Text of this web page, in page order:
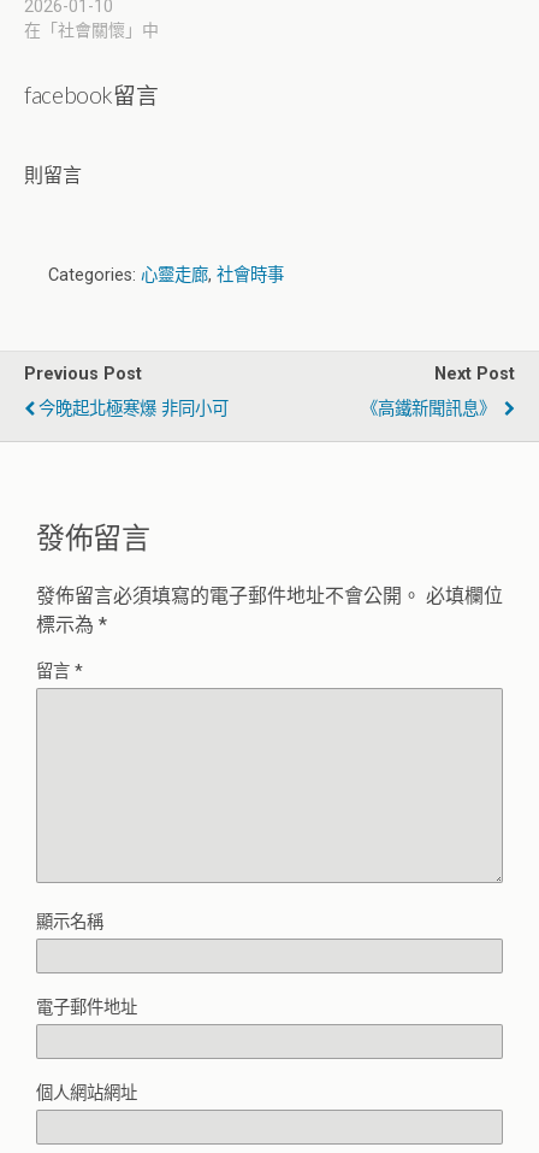
2026-01-10
在「社會關懷」中
facebook留言
則留言
Categories: 心靈走廊, 社會時事
Previous Post
今晚起北極寒爆 非同小可
Next Post
《高鐵新聞訊息》
發佈留言
發佈留言必須填寫的電子郵件地址不會公開。 必填欄位
標示為 *
留言 *
顯示名稱
電子郵件地址
個人網站網址